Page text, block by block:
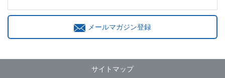
メールマガジン登録
サイトマップ